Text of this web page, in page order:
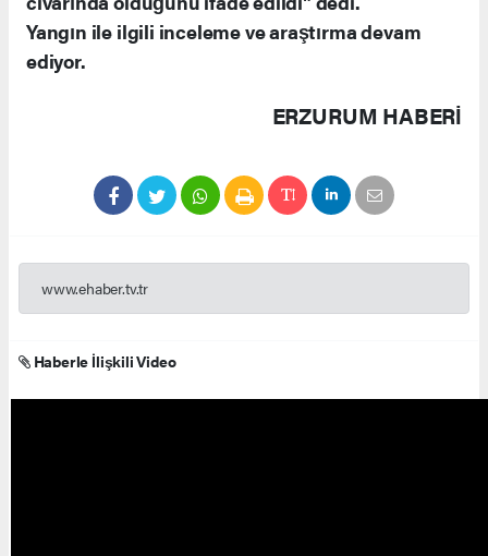
Yangın ile ilgili inceleme ve araştırma devam
ediyor.
ERZURUM HABERİ
www.ehaber.tv.tr
Haberle İlişkili Video